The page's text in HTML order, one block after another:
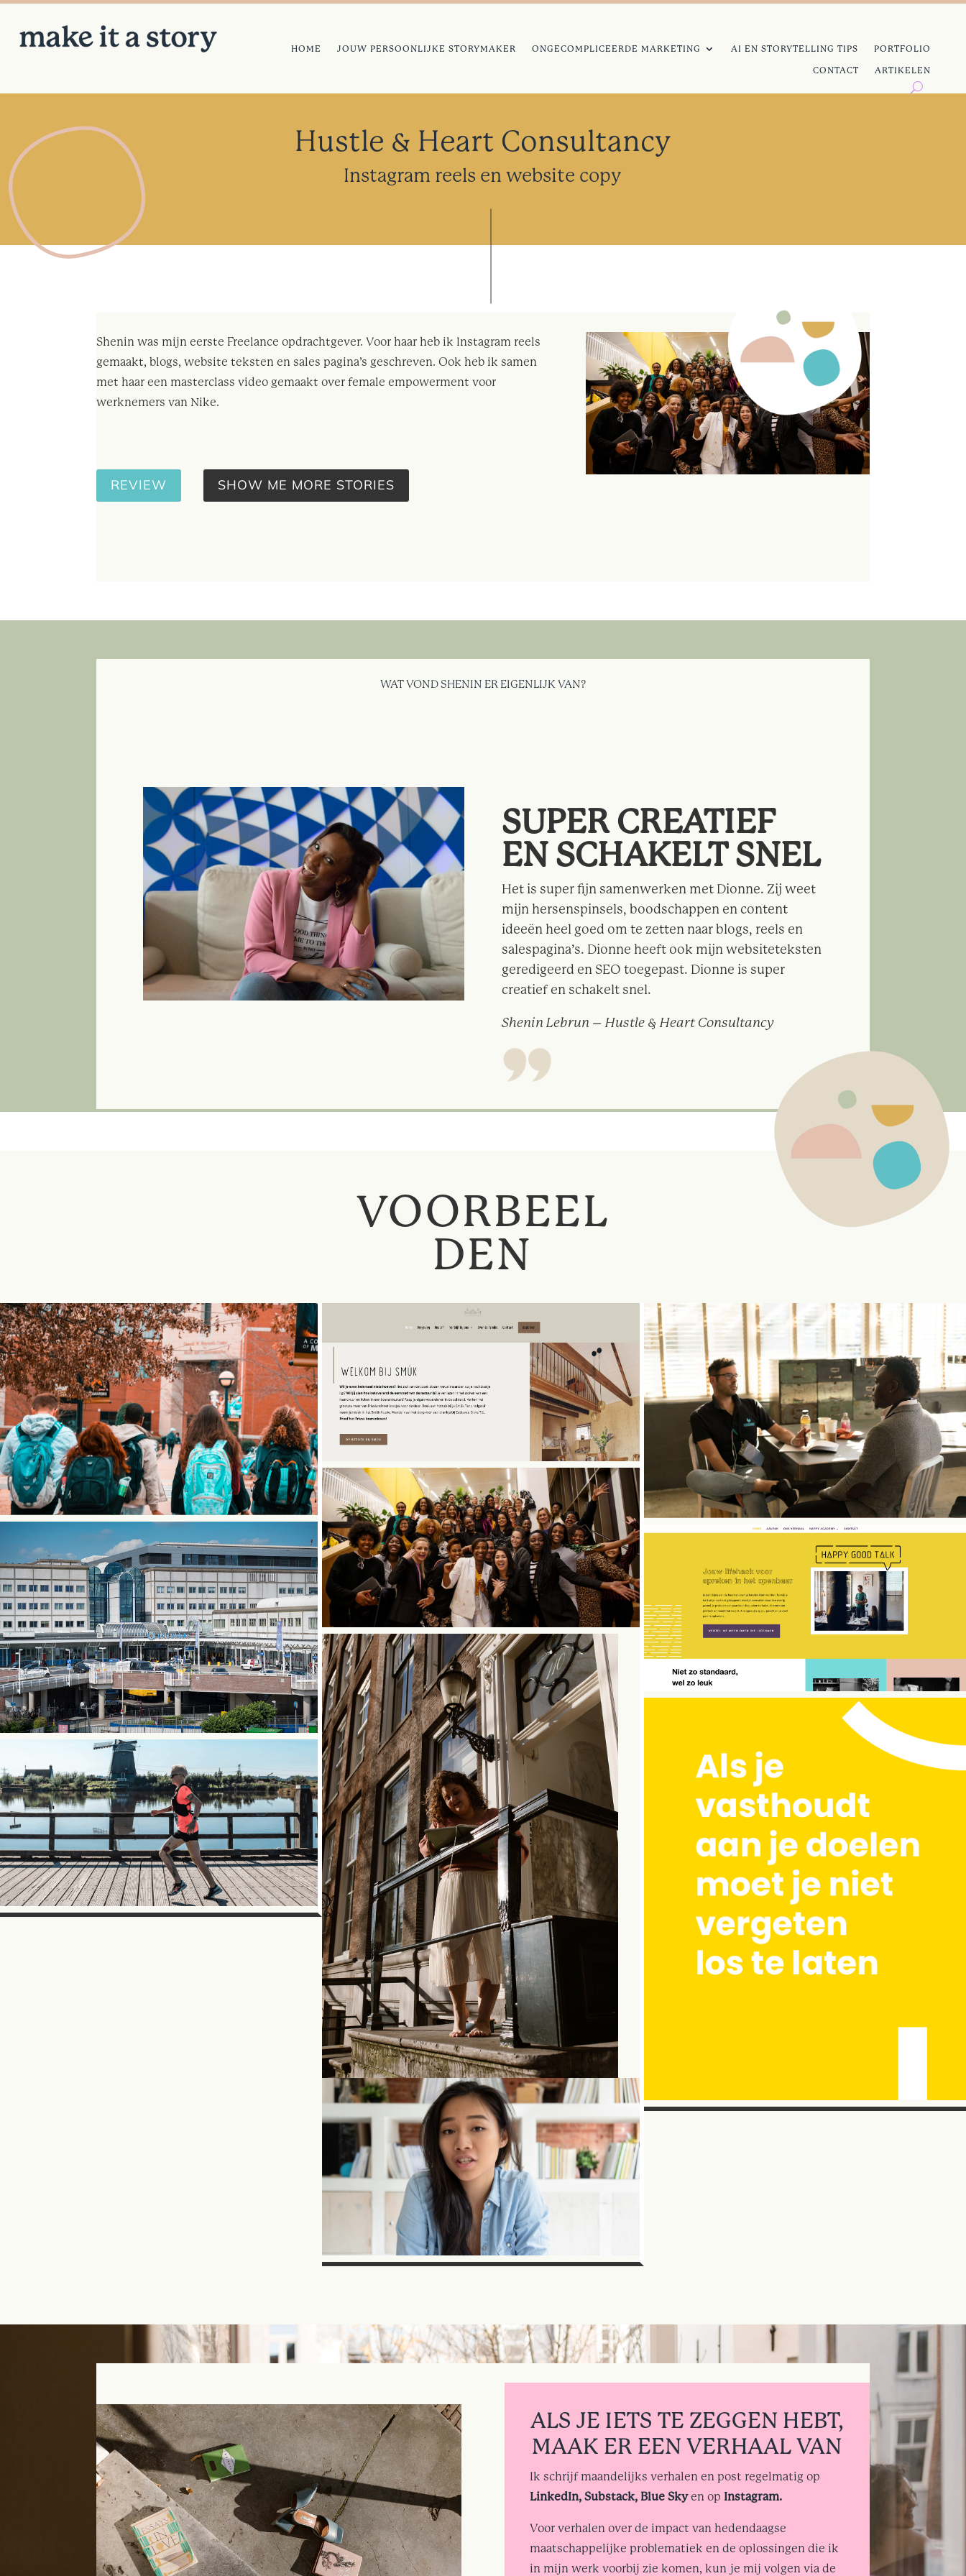
HOME JOUW PERSOONLIJKE STORYMAKER ONGECOMPLICEERDE MARKETING AI EN STORYTELLING TIPS PORTFOLIO
CONTACT ARTIKELEN
Hustle & Heart Consultancy
Instagram reels en website copy
Shenin was mijn eerste Freelance opdrachtgever. Voor haar heb ik Instagram reels
gemaakt, blogs, website teksten en sales pagina’s geschreven. Ook heb ik samen
met haar een masterclass video gemaakt over female empowerment voor
werknemers van Nike.
REVIEW SHOW ME MORE STORIES
WAT VOND SHENIN ER EIGENLIJK VAN?
SUPER CREATIEF
EN SCHAKELT SNEL
Het is super fijn samenwerken met Dionne. Zij weet
mijn hersenspinsels, boodschappen en content
ideeën heel goed om te zetten naar blogs, reels en
salespagina’s. Dionne heeft ook mijn websiteteksten
geredigeerd en SEO toegepast. Dionne is super
creatief en schakelt snel.
Shenin Lebrun – Hustle & Heart Consultancy
VOORBEEL
DEN
BRAND STORY
Eindsprint
SOCIAL MEDIA
SPECIALIST
UMC Utrecht
WEBSITE COPY
Smûk Recreatie
INSTAGRAM REELS &
WEBSITE COPY
Hustle & Heart
SCHRIJVEN
BRAND STORY
WEBSITE COPY
Happy Good Talk
ALS JE IETS TE ZEGGEN HEBT,
MAAK ER EEN VERHAAL VAN
Ik schrijf maandelijks verhalen en post regelmatig op
LinkedIn, Substack, Blue Skyen op Instagram.
Voor verhalen over de impact van hedendaagse
maatschappelijke problematiek en de oplossingen die ik
in mijn werk voorbij zie komen, kun je mij volgen via de